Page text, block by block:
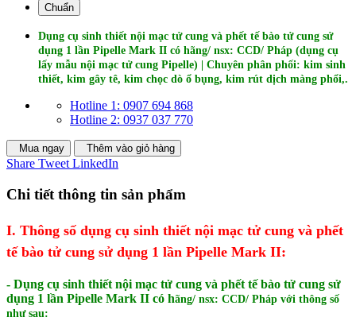
Chuẩn
Dụng cụ sinh thiết nội mạc tử cung và phết tế bào tử cung sử
dụng 1 lần Pipelle Mark II có hãng/ nsx: CCD/ Pháp (dụng cụ
lấy mẫu nội mạc tử cung Pipelle)
| Chuyên phân phối: kim sinh
thiết, kim gây tê, kim chọc dò ổ bụng, kim rút dịch màng phổi,.
Hotline 1: 0907 694 868
Hotline 2: 0937 037 770
Mua ngay Thêm vào giỏ hàng
Share Tweet LinkedIn
Chi tiết thông tin sản phẩm
I. Thông số dụng cụ sinh thiết nội mạc tử cung và phết
tế bào tử cung sử dụng 1 lần Pipelle Mark II:
- Dụng cụ sinh thiết nội mạc tử cung và phết tế bào tử cung sử
dụng 1 lần Pipelle Mark II có hãng/ nsx: CCD/ Pháp với thông số
như sau: